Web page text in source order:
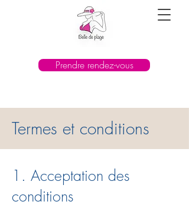
Prendre rendez-vous
Termes et conditions
1. Acceptation des
conditions